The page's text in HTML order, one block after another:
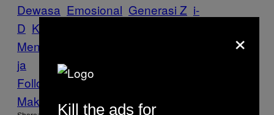
Dewasa Emosional Generasi Z i-
D Kedewasaan
Mental
Rema
ja
Follow Us On Discover
Make Us Preferred In Top Stories
×
Kill the ads for